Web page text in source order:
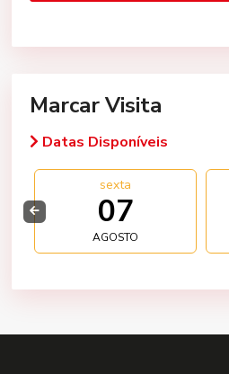
Marcar Visita
Datas Disponíveis
sexta
07
AGOSTO